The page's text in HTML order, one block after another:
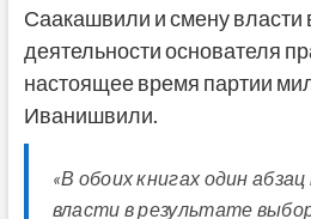
Саакашвили и смену власти
деятельности основателя
настоящее время партии
Иванишвили.
«В обоих книгах один
власти в результате